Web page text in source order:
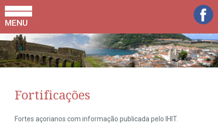
MENU
Fortificações
Fortes açorianos com informação publicada pelo IHIT.